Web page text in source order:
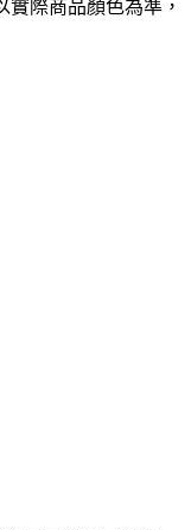
際商品顏色為準，